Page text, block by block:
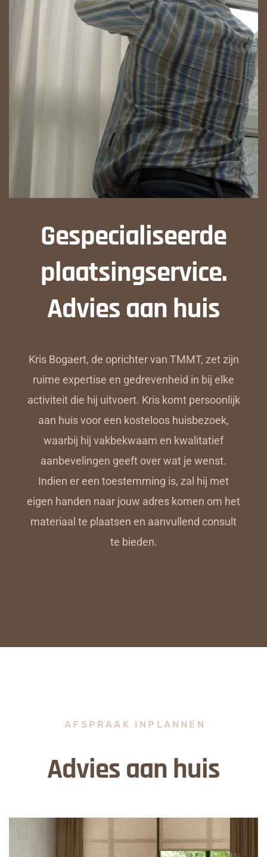
Gespecialiseerde
plaatsingservice.
Advies aan huis
Kris Bogaert, de oprichter van TMMT, zet zijn
ruime expertise en gedrevenheid in bij elke
activiteit die hij uitvoert. Kris komt persoonlijk
aan huis voor een kosteloos huisbezoek,
waarbij hij vakbekwaam en kwalitatief
aanbevelingen geeft over wat je wenst.
Indien er een toestemming is, zal hij met
eigen handen naar jouw adres komen om het
materiaal te plaatsen en aanvullend consult
te bieden.
AFSPRAAK INPLANNEN
Advies aan huis